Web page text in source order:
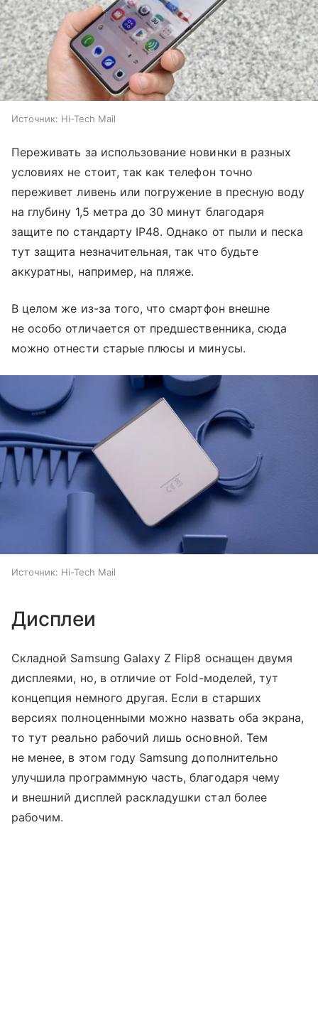
Источник: Hi-Tech Mail
Переживать за использование новинки в разных
условиях не стоит, так как телефон точно
переживет ливень или погружение в пресную воду
на глубину 1,5 метра до 30 минут благодаря
защите по стандарту IP48. Однако от пыли и песка
тут защита незначительная, так что будьте
аккуратны, например, на пляже.
В целом же из-за того, что смартфон внешне
не особо отличается от предшественника, сюда
можно отнести старые плюсы и минусы.
Источник: Hi-Tech Mail
Дисплеи
Складной Samsung Galaxy Z Flip8 оснащен двумя
дисплеями, но, в отличие от Fold-моделей, тут
концепция немного другая. Если в старших
версиях полноценными можно назвать оба экрана,
то тут реально рабочий лишь основной. Тем
не менее, в этом году Samsung дополнительно
улучшила программную часть, благодаря чему
и внешний дисплей раскладушки стал более
рабочим.